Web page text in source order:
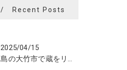
Recent Posts
2025/04/15
広島の大竹市で蔵をリノベーションしたカフェの設計。店舗設計、店舗デザインはasazu design office